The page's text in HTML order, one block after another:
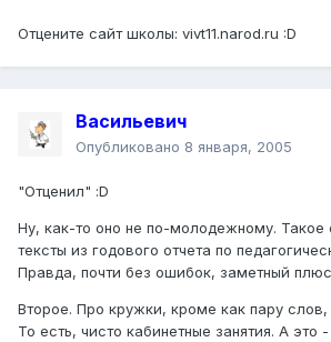
Отцените сайт школы: vivt11.narod.ru :D
Васильевич
Опубликовано 8 января, 2005
"Отценил" :D
Ну, как-то оно не по-молодежному. Такое
тексты из годового отчета по
Правда, почти без ошибок, заметный
Второе. Про кружки, кроме как пару слов,
То есть, чисто кабинетные занятия. А это